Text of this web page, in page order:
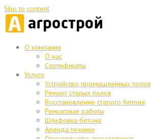
Skip to content
О компании
О нас
Сертификаты
Услуги
Устройство промышленных полов
Ремонт старых полов
Восстановление старого бетона
Ремонтные работы
Шлифовка бетона
Аренда техники